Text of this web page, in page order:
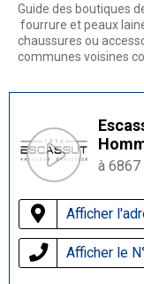
Guide des boutiques
fourrure et peaux
chaussures ou
communes voisines
à 6867
Afficher
Afficher le